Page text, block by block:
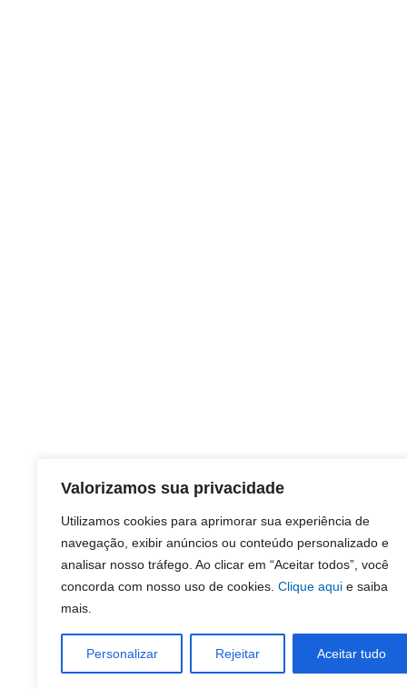
Valorizamos sua privacidade
Utilizamos cookies para aprimorar sua experiência de
navegação, exibir anúncios ou conteúdo personalizado e
analisar nosso tráfego. Ao clicar em “Aceitar todos”, você
concorda com nosso uso de cookies. Clique aqui e saiba
mais.
Personalizar Rejeitar Aceitar tudo